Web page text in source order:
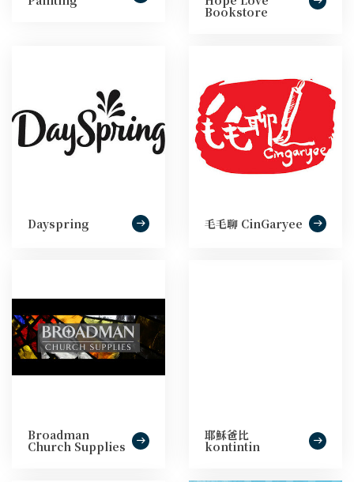
Bookstore
Dayspring 毛毛聊 CinGaryee
Broadman
Church Supplies
耶穌爸比
kontintin